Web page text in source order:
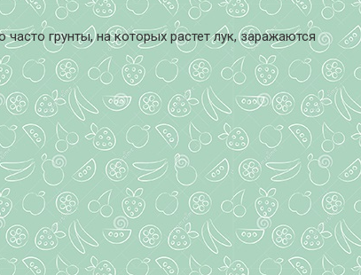
грунты, на которых растет лук, заражаются